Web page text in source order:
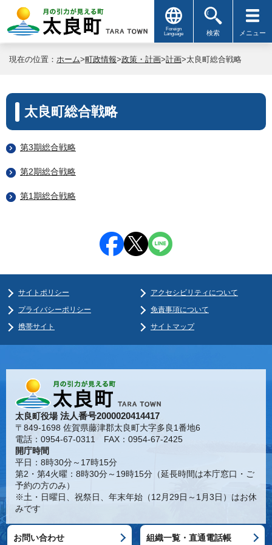
Foreign
Language
検索 メニュー
現在の位置： ホーム>町政情報>政策・計画>計画>太良町総合戦略
太良町総合戦略
第3期総合戦略
第2期総合戦略
第1期総合戦略
サイトポリシー
アクセシビリティについて
プライバシーポリシー
免責事項について
携帯サイト
サイトマップ
太良町役場法人番号2000020414417
〒849-1698 佐賀県藤津郡太良町大字多良1番地6
電話：0954-67-0311 FAX：0954-67-2425
開庁時間
平日：8時30分～17時15分
第2・第4火曜：8時30分～19時15分（延長時間は本庁窓口・ご
予約の方のみ）
※土・日曜日、祝祭日、年末年始（12月29日～1月3日）はお休
みです
お問い合わせ 組織一覧・直通電話帳